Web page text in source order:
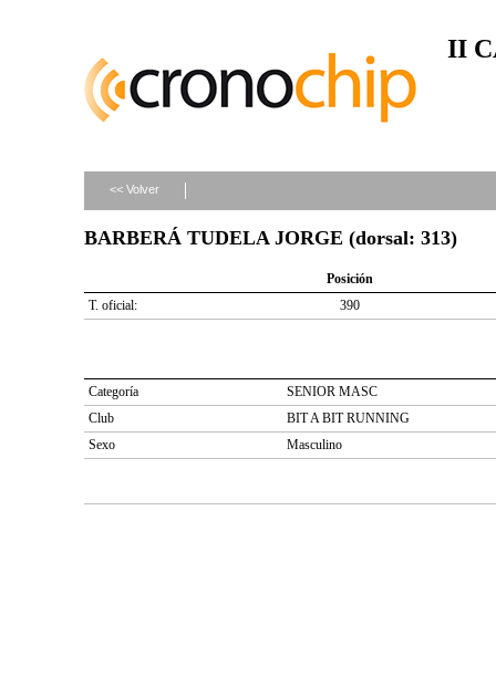
II
<< Volver
BARBERÁ TUDELA JORGE (dorsal: 313)
Posición
T. oficial:
390
Categoría
SENIOR MASC
Club
BIT A BIT RUNNING
Sexo
Masculino